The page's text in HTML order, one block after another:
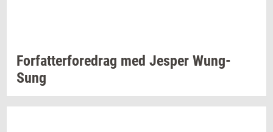
For­fat­ter­fored­rag med Jes­per Wung-​
Sung